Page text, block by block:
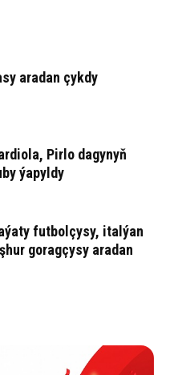
aradan çykdy
Pirlo dagynyň
ýapyldy
futbolçysy, italýan
goragçysy aradan